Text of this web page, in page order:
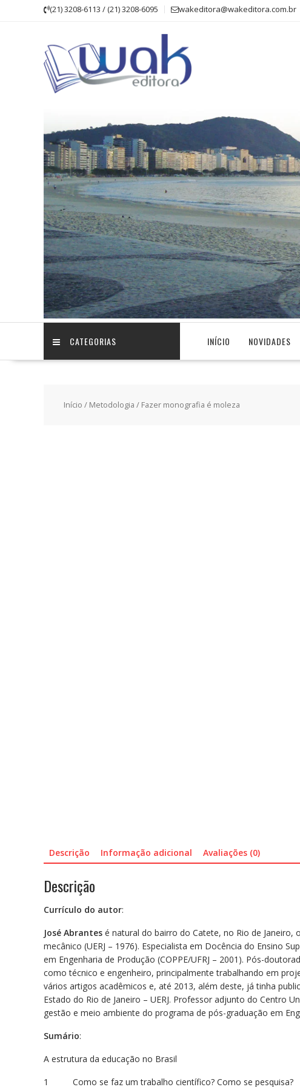
(21) 3208-6113 / (21) 3208-6095 wakeditora@wakeditora.com.br
CATEGORIAS INÍCIO NOVIDADES
Início / Metodologia / Fazer monografia é moleza
Descrição Informação adicional Avaliações (0)
Descrição
Currículo do autor:
José Abrantes é natural do bairro do Catete, no Rio de Janeiro,
mecânico (UERJ – 1976). Especialista em Docência do Ensino
em Engenharia de Produção (COPPE/UFRJ – 2001). Pós-
como técnico e engenheiro, principalmente trabalhando em
vários artigos acadêmicos e, até 2013, além deste, já tinha
Estado do Rio de Janeiro – UERJ. Professor adjunto do Centro
gestão e meio ambiente do programa de pós-graduação em
Sumário:
A estrutura da educação no Brasil
1 Como se faz um trabalho científico? Como se pesquisa?